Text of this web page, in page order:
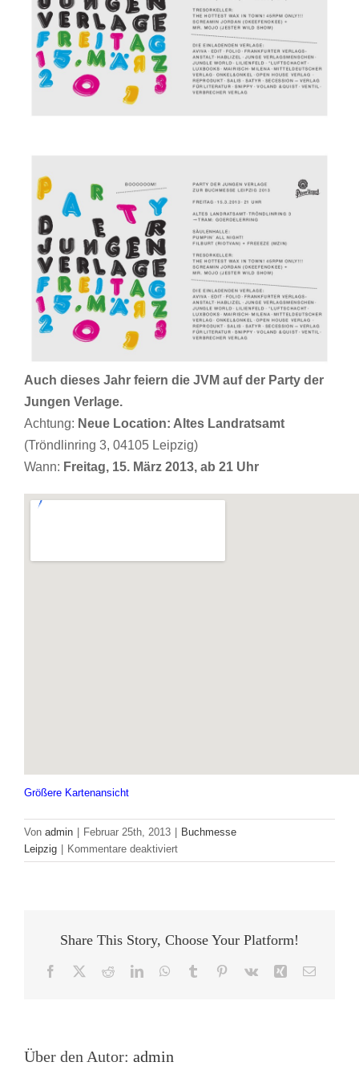
Auch dieses Jahr feiern die JVM auf der Party der
Jungen Verlage.
Achtung: Neue Location: Altes Landratsamt
(Tröndlinring 3, 04105 Leipzig)
Wann: Freitag, 15. März 2013, ab 21 Uhr
Größere Kartenansicht
Von admin Februar 25th, 2013
Buchmesse
Leipzig
Kommentare deaktiviertfür
Party
Share This Story, Choose Your Platform!
Facebook RedditLinkedInWhatsApp
Tumblr Pinterest
Vk Xing E-
Über den Autor: admin